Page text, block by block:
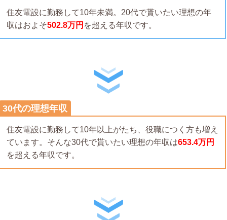
住友電設に勤務して10年未満。20代で貰いたい理想の年
収はおよそ502.8万円 を超える年収です。
30代の理想年収
住友電設に勤務して10年以上がたち、役職につく方も増え
ています。そんな30代で貰いたい理想の年収は653.4万円
を超える年収です。